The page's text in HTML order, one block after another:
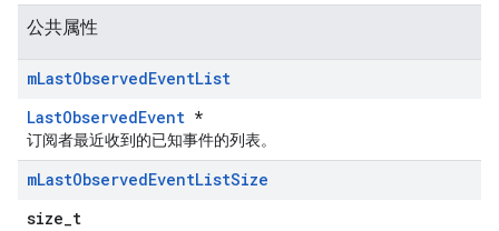
公共属性
mLastObservedEventList
LastObservedEvent *
订阅者最近收到的已知事件的列表。
mLastObservedEventListSize
size_t